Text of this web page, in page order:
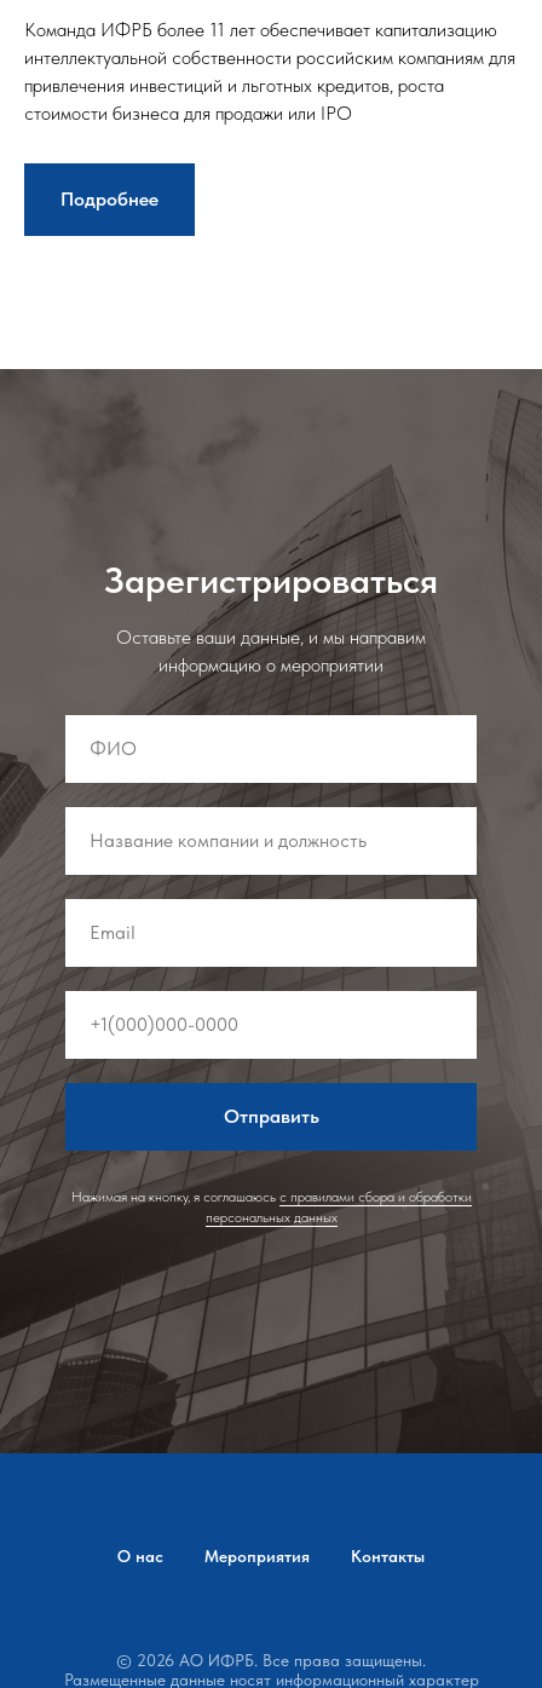
Команда ИФРБ более 11 лет обеспечивает капитализацию
интеллектуальной собственности российским компаниям для
привлечения инвестиций и льготных кредитов, роста
стоимости бизнеса для продажи или IPO
Подробнее
Зарегистрироваться
Оставьте ваши данные, и мы направим
информацию о мероприятии
Отправить
Нажимая на кнопку, я соглашаюсь с правилами сбора и обработки
персональных данных
О нас Мероприятия Контакты
© 2026 АО ИФРБ. Все права защищены.
Размещенные данные носят информационный характер